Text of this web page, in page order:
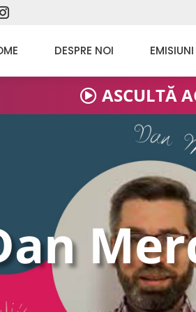
DESPRE NOI EMISIUNI
ASCULTĂ
Călin Simescu
Oana Grigore
Carolina Pîrvu
Georgiana Nițu